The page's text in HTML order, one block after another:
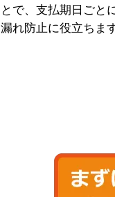
とで、支払期日ごと
漏れ防止に役立ちます